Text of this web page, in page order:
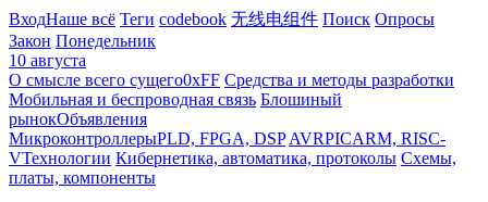
ВходНаше всё Теги codebook 无线电组件 Поиск Опросы
Закон Понедельник
10 августа
О смысле всего сущего0xFF Средства и методы разработки
Мобильная и беспроводная связь Блошиный
рынокОбъявления
МикроконтроллерыPLD, FPGA, DSP AVRPICARM, RISC-
VТехнологии Кибернетика, автоматика, протоколы Схемы,
платы, компоненты